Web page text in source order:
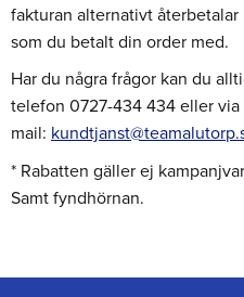
fakturan alternativt
som du betalt din order med.
Har du några frågor kan du
telefon 0727-434 434 eller via
mail:
* Rabatten gäller ej
Samt fyndhörnan.